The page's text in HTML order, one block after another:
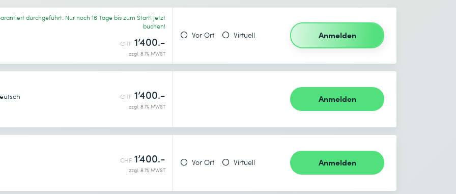
genommen.
genommen.
durchgeführt. Nur noch 16 Tage bis zum Start! Jetzt
buchen!
CHF 1’400.-
zzgl. 8.1% MWST
Vor Ort Virtuell Anmelden
CHF 1’400.-
zzgl. 8.1% MWST
Anmelden
CHF 1’400.-
zzgl. 8.1% MWST
Vor Ort Virtuell Anmelden